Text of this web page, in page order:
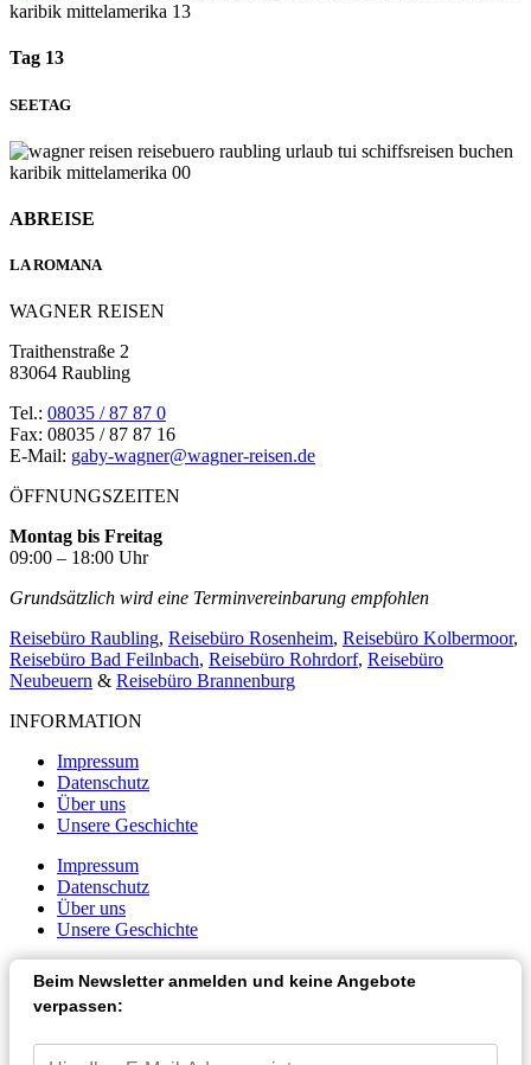
Tag 13
SEETAG
ABREISE
LA ROMANA
WAGNER REISEN
Traithenstraße 2
83064 Raubling
Tel.: 08035 / 87 87 0
Fax: 08035 / 87 87 16
E-Mail: gaby-wagner@wagner-reisen.de
ÖFFNUNGSZEITEN
Montag bis Freitag
09:00 – 18:00 Uhr
Grundsätzlich wird eine Terminvereinbarung empfohlen
Reisebüro Raubling, Reisebüro Rosenheim, Reisebüro Kolbermoor,
Reisebüro Bad Feilnbach, Reisebüro Rohrdorf, Reisebüro
Neubeuern & Reisebüro Brannenburg
INFORMATION
Impressum
Datenschutz
Über uns
Unsere Geschichte
Impressum
Datenschutz
Über uns
Unsere Geschichte
Beim Newsletter anmelden und keine Angebote
verpassen: